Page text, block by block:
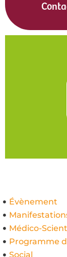
Évènement
Médico-
Programme
Social